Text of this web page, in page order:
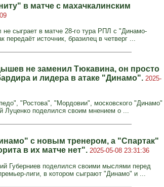
в матче с махачкалинским
сыграет в матче 28-го тура РПЛ с "Динамо-
источник, бразилец в четверг ...
не заменил Тюкавина, он просто
и лидера в атаке "Динамо". 2025-
"Ростова", "Мордовии", московского "Динамо"
Луценко поделился своим мнением о ...
с новым тренером, а "Спартак"
в их матче нет". 2025-05-08 23:31:36
Губерниев поделился своими мыслями перед
лиги, в котором сыграют "Динамо" и ...